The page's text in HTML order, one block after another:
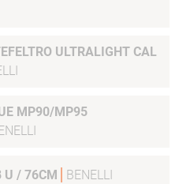
ULTRALIGHT CAL
MP90/MP95
BANDE VENTILLE 828 U / 76CM BENELLI